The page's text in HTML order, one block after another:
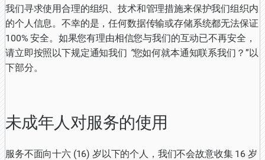
我们寻求使用合理的组织、技术和管理措施来保护我们组织内
的个人信息。不幸的是，任何数据传输或存储系统都无法保证
100% 安全。如果您有理由相信您与我们的互动已不再安全，
请立即按照以下规定通知我们 ”您如何就本通知联系我们？”以
下部分。
未成年人对服务的使用
服务不面向十六 (16) 岁以下的个人，我们不会故意收集 16 岁